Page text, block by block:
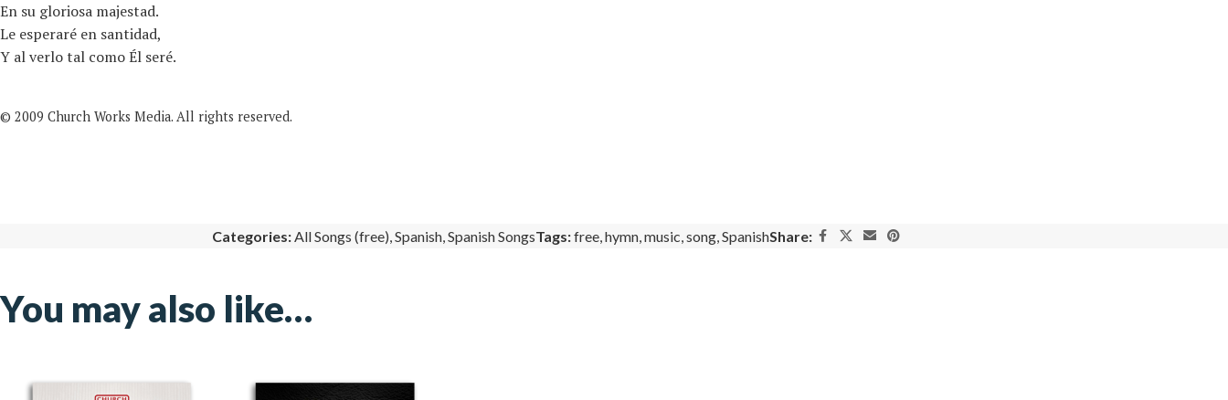
En su gloriosa majestad.
Le esperaré en santidad,
Y al verlo tal como Él seré.
© 2009 Church Works Media. All rights reserved.
Categories:All Songs (free),Spanish,Spanish SongsTags:free,hymn,music,song,SpanishShare:
You may also like…